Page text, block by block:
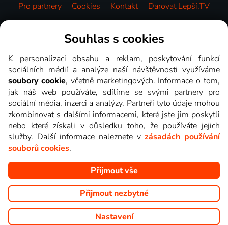
Pro partnery
Cookies Kontakt Darovat Lepší.TV
Videotéka
Copyright © goNET s.r.o. Na tomto webu jsou zobrazovány
obrázky z pořadů TV stanic, které můžete sledovat v Lepší.TV.
Souhlas s cookies
K personalizaci obsahu a reklam, poskytování funkcí
sociálních médií a analýze naší návštěvnosti využíváme
soubory cookie, včetně marketingových. Informace o tom,
jak náš web používáte, sdílíme se svými partnery pro
sociální média, inzerci a analýzy. Partneři tyto údaje mohou
zkombinovat s dalšími informacemi, které jste jim poskytli
nebo které získali v důsledku toho, že používáte jejich
služby. Další informace naleznete vzásadách používání
souborů cookies.
Přijmout vše
Přijmout nezbytné
Nastavení